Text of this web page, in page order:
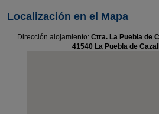
Localización en el Mapa
Dirección alojamiento: Ctra. La Puebla de
41540 La Puebla de